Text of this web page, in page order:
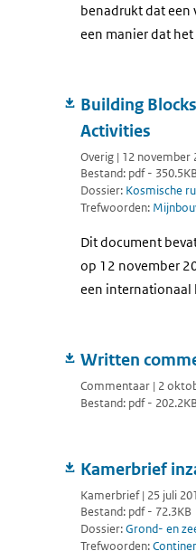
benadrukt dat een
een manier dat
Building
Activities
Overig | 12 november
Bestand: pdf -
Dossier: Kosmische
Trefwoorden:
Dit document
op 12 november
een internationaal
Written
Commentaar | 2
Bestand: pdf -
Kamerbrief
Kamerbrief | 25 juli
Bestand: pdf - 72.3KB
Dossier:Grond- en
Trefwoorden: